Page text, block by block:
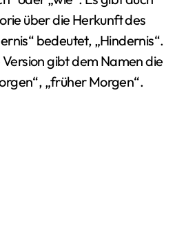
über die Herkunft des
bedeutet, „Hindernis“.
gibt dem Namen die
„früher Morgen“.